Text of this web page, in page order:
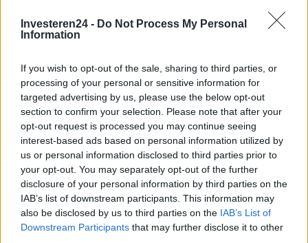
Investeren24 - Do Not Process My Personal
Information
If you wish to opt-out of the sale, sharing to third parties, or
processing of your personal or sensitive information for
targeted advertising by us, please use the below opt-out
section to confirm your selection. Please note that after your
opt-out request is processed you may continue seeing
interest-based ads based on personal information utilized by
us or personal information disclosed to third parties prior to
your opt-out. You may separately opt-out of the further
disclosure of your personal information by third parties on the
IAB’s list of downstream participants. This information may
also be disclosed by us to third parties on the IAB’s List of
Downstream Participants that may further disclose it to other
Verder lezen